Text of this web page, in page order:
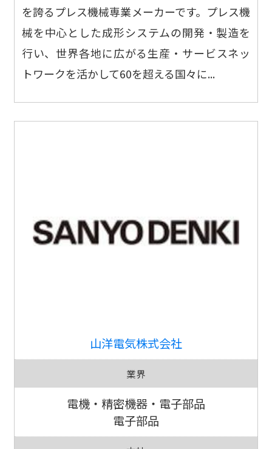
を誇るプレス機械専業メーカーです。プレス機
械を中心とした成形システムの開発・製造を
行い、世界各地に広がる生産・サービスネッ
トワークを活かして60を超える国々に...
山洋電気株式会社
業界
電機・精密機器・電子部品
電子部品